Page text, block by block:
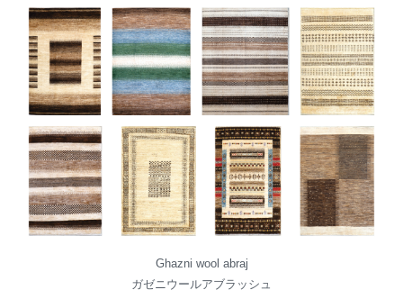
Ghazni wool abraj
ガゼニウールアブラッシュ